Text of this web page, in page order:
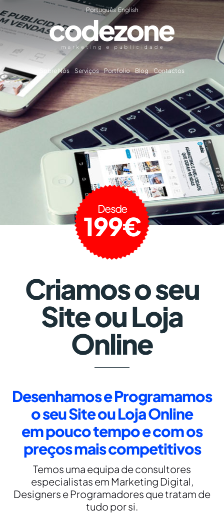
Sobre Nós Serviços Portfolio Blog Contactos
Português English
Desde
199€
Criamos o seu
Site ou Loja
Online
Desenhamos e Programamos
o seu Site ou Loja Online
em pouco tempo e com os
preços mais competitivos
Temos uma equipa de consultores
especialistas em Marketing Digital,
Designers e Programadores que tratam de
tudo por si.